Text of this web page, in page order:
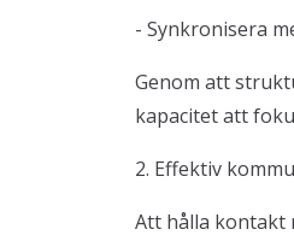
- Synkronisera
Genom att
kapacitet att
2. Effektiv
Att hålla kontakt